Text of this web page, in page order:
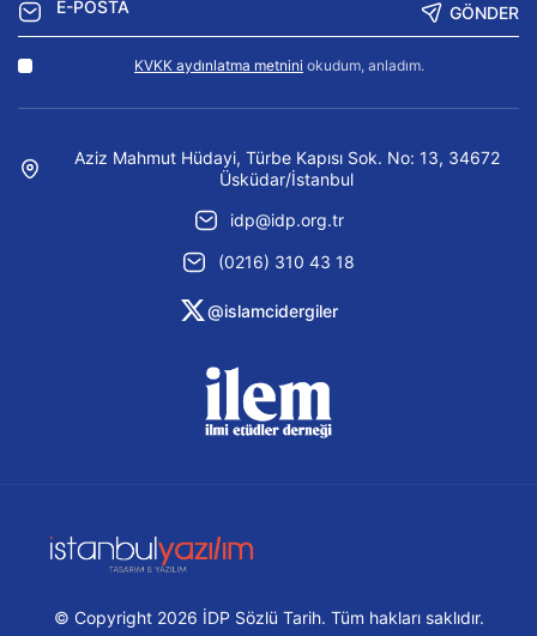
GÖNDER
KVKK aydınlatma metnini okudum, anladım.
Aziz Mahmut Hüdayi, Türbe Kapısı Sok. No: 13, 34672
Üsküdar/İstanbul
idp@idp.org.tr
(0216) 310 43 18
@islamcidergiler
© Copyright 2026 İDP Sözlü Tarih. Tüm hakları saklıdır.